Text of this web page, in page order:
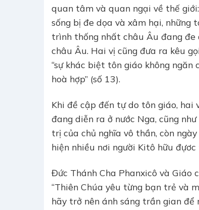
quan tâm và quan ngại về thế
sống bị đe dọa và xâm hại, những
trình thống nhất châu Âu đang đe
châu Âu. Hai vị cũng đưa ra kêu
“sự khác biệt tôn giáo không
hoà hợp” (số 13).
Khi đề cập đến tự do tôn giáo, hai
đang diễn ra ở nước Nga, cũng
trị của chủ nghĩa vô thần, còn
hiện nhiều nơi người Kitô hữu
Đức Thánh Cha Phanxicô và Giáo
“Thiên Chúa yêu từng bạn trẻ và
hãy trở nên ánh sáng trần gian để